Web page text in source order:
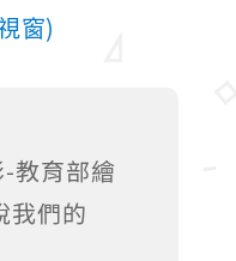
窗)
-教育部繪
我們的